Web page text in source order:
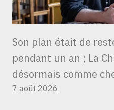
Son plan était de
pendant un an ; La
désormais comme
7 août 2026